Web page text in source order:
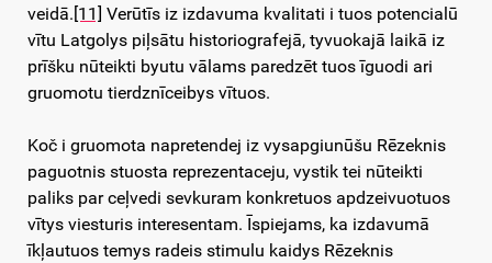
veidā. [11] Verūtīs iz izdavuma kvalitati i tuos potencialū
vītu Latgolys piļsātu historiografejā, tyvuokajā laikā iz
prīšku nūteikti byutu vālams paredzēt tuos īguodi ari
gruomotu tierdznīceibys vītuos.
Koč i gruomota napretendej iz vysapgiunūšu Rēzeknis
paguotnis stuosta reprezentaceju, vystik tei nūteikti
paliks par ceļvedi sevkuram konkretuos apdzeivuotuos
vītys viesturis interesentam. Īspiejams, ka izdavumā
īkļautuos temys radeis stimulu kaidys Rēzeknis